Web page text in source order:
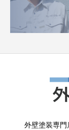
外壁塗装専